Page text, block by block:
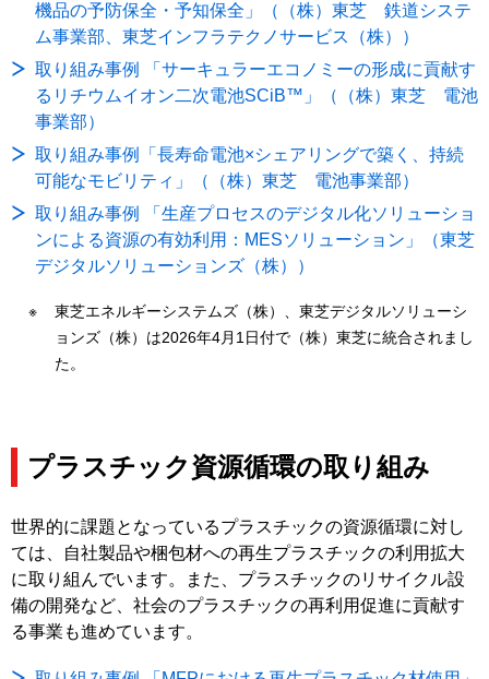
機品の予防保全・予知保全」（（株）東芝 鉄道システ
ム事業部、東芝インフラテクノサービス（株））
取り組み事例 「サーキュラーエコノミーの形成に貢献す
るリチウムイオン二次電池SCiB™」（（株）東芝 電池
事業部）
取り組み事例「長寿命電池×シェアリングで築く、持続
可能なモビリティ」（（株）東芝 電池事業部）
取り組み事例 「生産プロセスのデジタル化ソリューショ
ンによる資源の有効利用：MESソリューション」（東芝
デジタルソリューションズ（株））
東芝エネルギーシステムズ（株）、東芝デジタルソリューシ
ョンズ（株）は2026年4月1日付で（株）東芝に統合されまし
た。
プラスチック資源循環の取り組み
世界的に課題となっているプラスチックの資源循環に対し
ては、自社製品や梱包材への再生プラスチックの利用拡大
に取り組んでいます。また、プラスチックのリサイクル設
備の開発など、社会のプラスチックの再利用促進に貢献す
る事業も進めています。